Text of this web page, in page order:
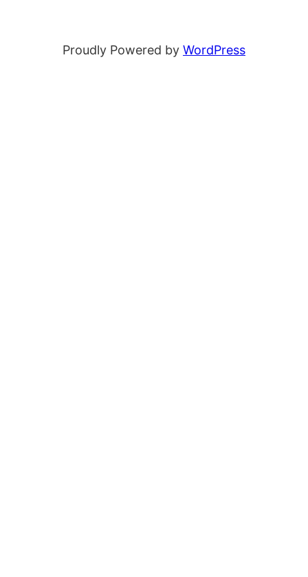
Proudly Powered by WordPress